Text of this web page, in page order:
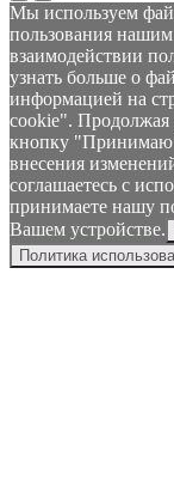
Мы используем
пользования
взаимодействии
узнать больше о
информацией на
cookie". Продолжая
кнопку
внесения
соглашаетесь с
принимаете нашу
Вашем устройстве.
Политика